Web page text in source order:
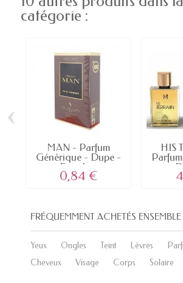
catégorie :
MAN - Parfum
Générique - Dupe -
Eau de...
0,84 €
HIS
‹
FRÉQUEMMENT ACHETÉS ENSEMBLE
Yeux Ongles Teint Lèvres
Cheveux
Visage Corps Solaire